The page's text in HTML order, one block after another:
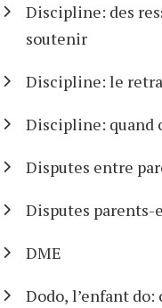
Discipline: des
soutenir
Discipline: le
Discipline: quand
Disputes entre
Disputes parents-
DME
Dodo, l’enfant